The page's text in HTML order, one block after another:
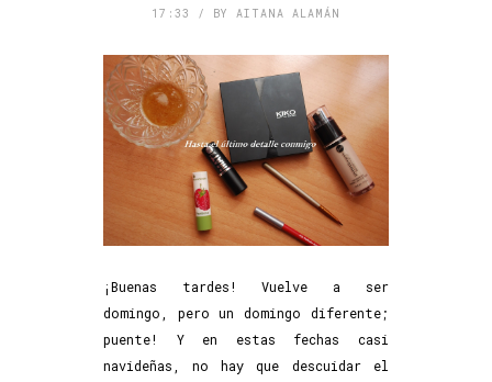
17:33 / BY AITANA ALAMÁN
¡Buenas tardes! Vuelve a ser
domingo, pero un domingo diferente;
puente! Y en estas fechas casi
navideñas, no hay que descuidar el